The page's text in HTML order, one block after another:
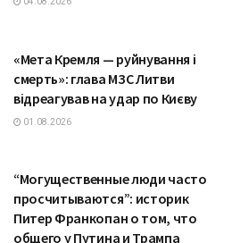
«Мета Кремля — руйнування і
смерть»: глава МЗС Литви
відреагував на удар по Києву
01.08.2026
“Могущественные люди часто
просчитываются”: историк
Питер Франкопан о том, что
общего у Путина и Трампа